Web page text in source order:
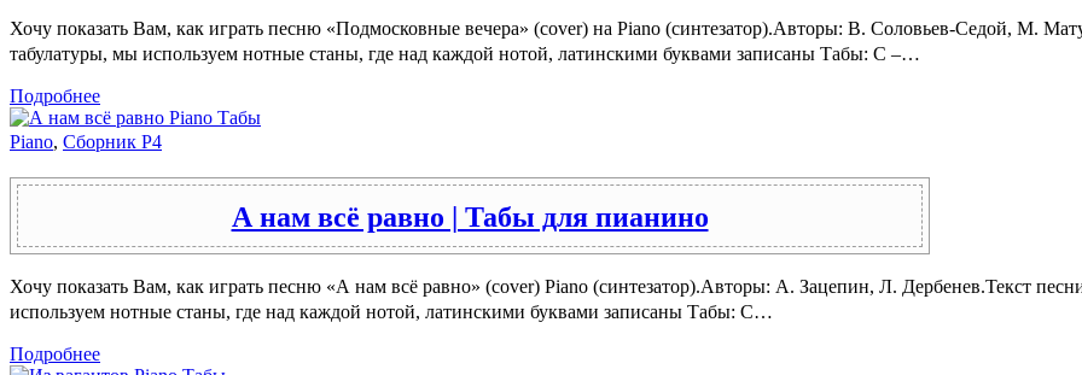
Хочу показать Вам, как играть песню «Подмосковные вечера» (cover) на Piano (синтезатор).Авторы: В. Соловьев-Седой, М.
табулатуры, мы используем нотные станы, где над каждой нотой, латинскими буквами записаны Табы: C –…
Подробнее
Piano, Сборник P4
А нам всё равно | Табы для пианино
Хочу показать Вам, как играть песню «А нам всё равно» (cover) Piano (синтезатор).Авторы: А. Зацепин, Л. Дербенев.Текст
используем нотные станы, где над каждой нотой, латинскими буквами записаны Табы: C…
Подробнее